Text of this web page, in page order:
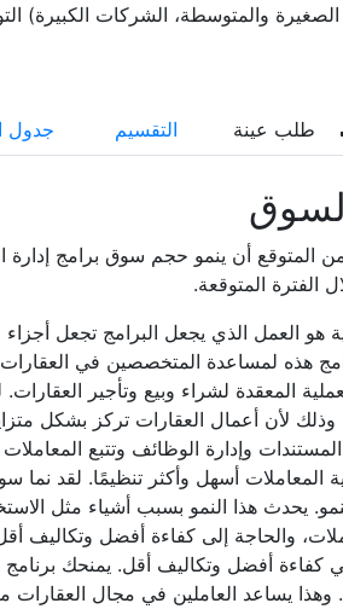
جدول التقسيم
الفترة المتوقعة.
هو العمل الذي يجعل البرامج تجعل
هذه لمساعدة المتخصصين في
المعقدة لشراء وبيع وتأجير
وذلك لأن أعمال العقارات تركز بشكل
وإدارة الوظائف وتتبع
المعاملات أسهل وأكثر تنظيمًا. لقد نما
يحدث هذا النمو بسبب أشياء مثل
والحاجة إلى كفاءة أفضل وتكاليف
في كفاءة أفضل وتكاليف أقل. يمنحك
وهذا يساعد العاملين في مجال العقارات